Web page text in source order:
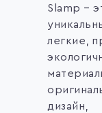
Slamp –
легкие,
дизайн,